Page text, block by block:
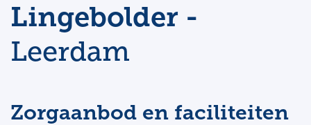
Lingebolder -
Leerdam
Zorgaanbod en faciliteiten